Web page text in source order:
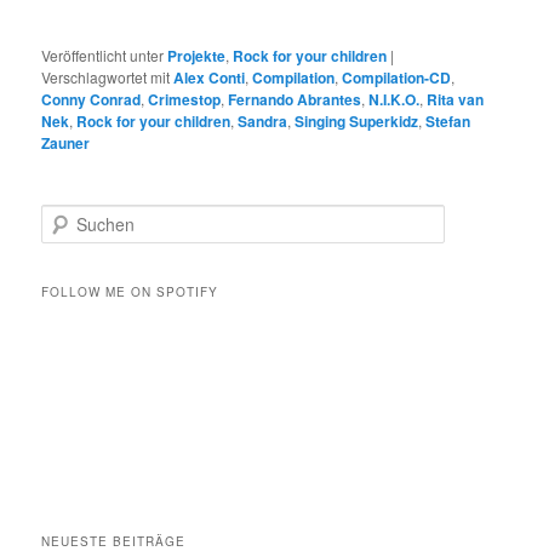
Veröffentlicht unter Projekte, Rock for your children |
Verschlagwortet mitAlex Conti,Compilation,Compilation-CD,
Conny Conrad,Crimestop,Fernando Abrantes,N.I.K.O., Rita van
Nek, Rock for your children,Sandra,Singing Superkidz,Stefan
Zauner
u
h
FOLLOW ME ON SPOTIFY
NEUESTE BEITRÄGE